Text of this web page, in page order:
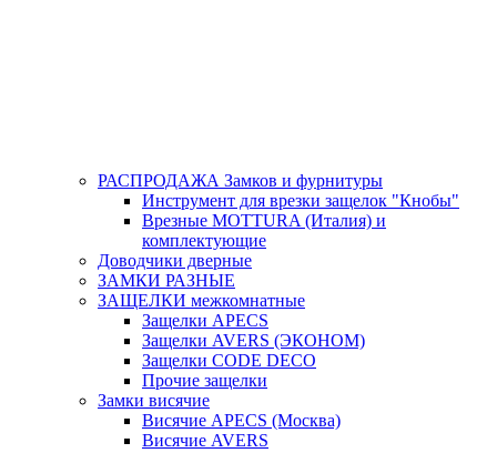
РАСПРОДАЖА Замков и фурнитуры
Инструмент для врезки защелок "Кнобы"
Врезные MOTTURA (Италия) и
комплектующие
Доводчики дверные
ЗАМКИ РАЗНЫЕ
ЗАЩЕЛКИ межкомнатные
Защелки APECS
Защелки AVERS (ЭКОНОМ)
Защелки CODE DECO
Прочие защелки
Замки висячие
Висячие APECS (Москва)
Висячие AVERS